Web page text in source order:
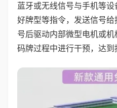
蓝牙或无线信号与手机等
好牌型等指令，发送信号
号后驱动内部微型电机或机
码牌过程中进行干预，达到